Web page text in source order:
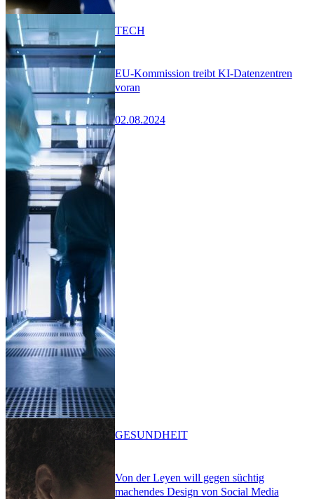
EU-Kommission treibt KI-Datenzentren
voran
02.08.2024
TECH
Von der Leyen will gegen süchtig
machendes Design von Social Media
GESUNDHEIT